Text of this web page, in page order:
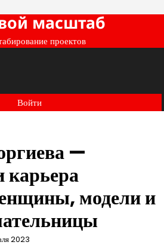
масштаб
проектов
Войти
—
карьера
модели и
2023